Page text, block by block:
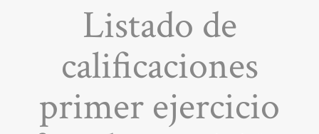
Listado de
calificaciones
primer ejercicio